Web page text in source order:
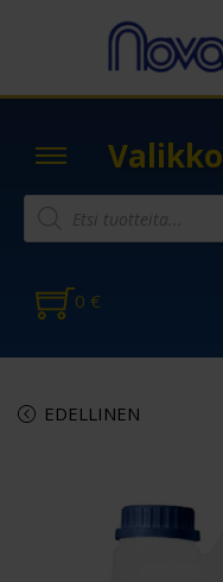
Valikko
0 €
EDELLINEN